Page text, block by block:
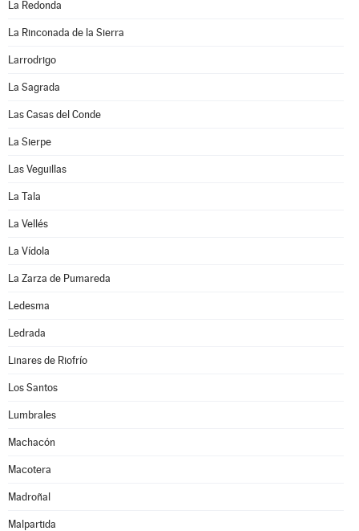
La Redonda
La Rinconada de la Sierra
Larrodrigo
La Sagrada
Las Casas del Conde
La Sierpe
Las Veguillas
La Tala
La Vellés
La Vídola
La Zarza de Pumareda
Ledesma
Ledrada
Linares de Riofrío
Los Santos
Lumbrales
Machacón
Macotera
Madroñal
Malpartida